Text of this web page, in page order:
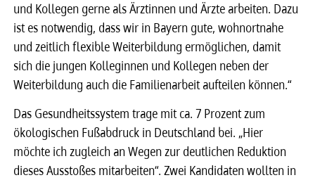
und Kollegen gerne als Ärztinnen und Ärzte arbeiten. Dazu
ist es notwendig, dass wir in Bayern gute, wohnortnahe
und zeitlich flexible Weiterbildung ermöglichen, damit
sich die jungen Kolleginnen und Kollegen neben der
Weiterbildung auch die Familienarbeit aufteilen können.“
Das Gesundheitssystem trage mit ca. 7 Prozent zum
ökologischen Fußabdruck in Deutschland bei. „Hier
möchte ich zugleich an Wegen zur deutlichen Reduktion
dieses Ausstoßes mitarbeiten“. Zwei Kandidaten wollten in